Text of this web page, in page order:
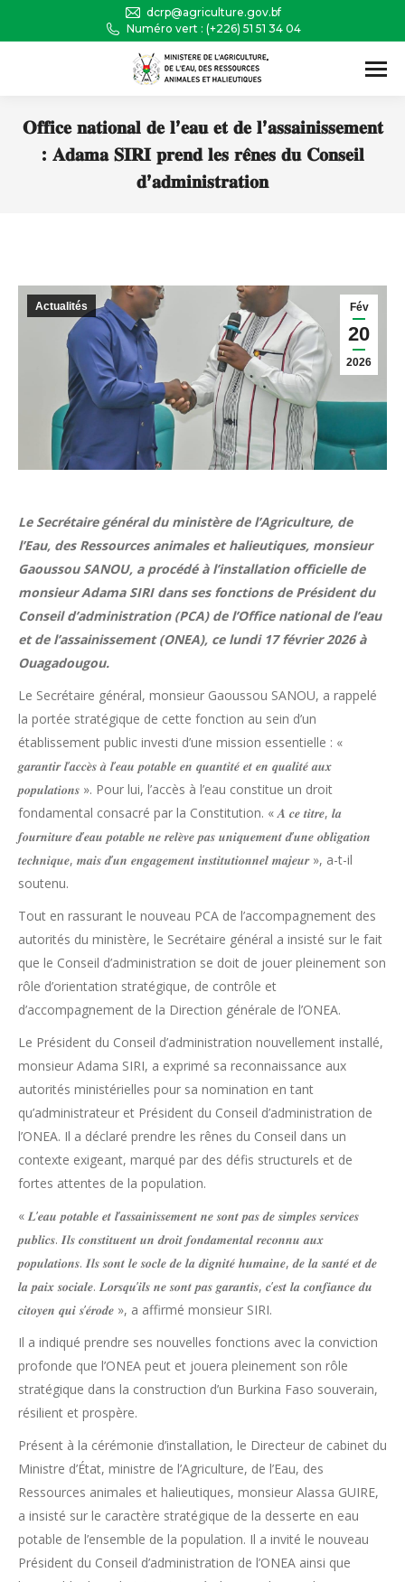
dcrp@agriculture.gov.bf
Numéro vert : (+226) 51 51 34 04
𝐎𝐟𝐟𝐢𝐜𝐞 𝐧𝐚𝐭𝐢𝐨𝐧𝐚𝐥 𝐝𝐞 𝐥’𝐞𝐚𝐮 𝐞𝐭 𝐝𝐞 𝐥’𝐚𝐬𝐬𝐚𝐢𝐧𝐢𝐬𝐬𝐞𝐦𝐞𝐧𝐭
: 𝐀𝐝𝐚𝐦𝐚 𝐒𝐈𝐑𝐈 𝐩𝐫𝐞𝐧𝐝 𝐥𝐞𝐬 𝐫𝐞̂𝐧𝐞𝐬 𝐝𝐮 𝐂𝐨𝐧𝐬𝐞𝐢𝐥
𝐝’𝐚𝐝𝐦𝐢𝐧𝐢𝐬𝐭𝐫𝐚𝐭𝐢𝐨𝐧
Fév
20
2026
Actualités
Le Secrétaire général du ministère de l’Agriculture, de
l’Eau, des Ressources animales et halieutiques, monsieur
Gaoussou SANOU, a procédé à l’installation officielle de
monsieur Adama SIRI dans ses fonctions de Président du
Conseil d’administration (PCA) de l’Office national de l’eau
et de l’assainissement (ONEA), ce lundi 17 février 2026 à
Ouagadougou.
Le Secrétaire général, monsieur Gaoussou SANOU, a rappelé
la portée stratégique de cette fonction au sein d’un
établissement public investi d’une mission essentielle : «
𝒈𝒂𝒓𝒂𝒏𝒕𝒊𝒓 𝒍’𝒂𝒄𝒄𝒆̀𝒔 𝒂̀ 𝒍’𝒆𝒂𝒖 𝒑𝒐𝒕𝒂𝒃𝒍𝒆 𝒆𝒏 𝒒𝒖𝒂𝒏𝒕𝒊𝒕𝒆́ 𝒆𝒕 𝒆𝒏 𝒒𝒖𝒂𝒍𝒊𝒕𝒆́ 𝒂𝒖𝒙
𝒑𝒐𝒑𝒖𝒍𝒂𝒕𝒊𝒐𝒏𝒔 ». Pour lui, l’accès à l’eau constitue un droit
fondamental consacré par la Constitution. « 𝑨̀ 𝒄𝒆 𝒕𝒊𝒕𝒓𝒆, 𝒍𝒂
𝒇𝒐𝒖𝒓𝒏𝒊𝒕𝒖𝒓𝒆 𝒅’𝒆𝒂𝒖 𝒑𝒐𝒕𝒂𝒃𝒍𝒆 𝒏𝒆 𝒓𝒆𝒍𝒆̀𝒗𝒆 𝒑𝒂𝒔 𝒖𝒏𝒊𝒒𝒖𝒆𝒎𝒆𝒏𝒕 𝒅’𝒖𝒏𝒆 𝒐𝒃𝒍𝒊𝒈𝒂𝒕𝒊𝒐𝒏
𝒕𝒆𝒄𝒉𝒏𝒊𝒒𝒖𝒆, 𝒎𝒂𝒊𝒔 𝒅’𝒖𝒏 𝒆𝒏𝒈𝒂𝒈𝒆𝒎𝒆𝒏𝒕 𝒊𝒏𝒔𝒕𝒊𝒕𝒖𝒕𝒊𝒐𝒏𝒏𝒆𝒍 𝒎𝒂𝒋𝒆𝒖𝒓 », a-t-il
soutenu.
Tout en rassurant le nouveau PCA de l’accompagnement des
autorités du ministère, le Secrétaire général a insisté sur le fait
que le Conseil d’administration se doit de jouer pleinement son
rôle d’orientation stratégique, de contrôle et
d’accompagnement de la Direction générale de l’ONEA.
Le Président du Conseil d’administration nouvellement installé,
monsieur Adama SIRI, a exprimé sa reconnaissance aux
autorités ministérielles pour sa nomination en tant
qu’administrateur et Président du Conseil d’administration de
l’ONEA. Il a déclaré prendre les rênes du Conseil dans un
contexte exigeant, marqué par des défis structurels et de
fortes attentes de la population.
« 𝑳’𝒆𝒂𝒖 𝒑𝒐𝒕𝒂𝒃𝒍𝒆 𝒆𝒕 𝒍’𝒂𝒔𝒔𝒂𝒊𝒏𝒊𝒔𝒔𝒆𝒎𝒆𝒏𝒕 𝒏𝒆 𝒔𝒐𝒏𝒕 𝒑𝒂𝒔 𝒅𝒆 𝒔𝒊𝒎𝒑𝒍𝒆𝒔 𝒔𝒆𝒓𝒗𝒊𝒄𝒆𝒔
𝒑𝒖𝒃𝒍𝒊𝒄𝒔. 𝑰𝒍𝒔 𝒄𝒐𝒏𝒔𝒕𝒊𝒕𝒖𝒆𝒏𝒕 𝒖𝒏 𝒅𝒓𝒐𝒊𝒕 𝒇𝒐𝒏𝒅𝒂𝒎𝒆𝒏𝒕𝒂𝒍 𝒓𝒆𝒄𝒐𝒏𝒏𝒖 𝒂𝒖𝒙
𝒑𝒐𝒑𝒖𝒍𝒂𝒕𝒊𝒐𝒏𝒔. 𝑰𝒍𝒔 𝒔𝒐𝒏𝒕 𝒍𝒆 𝒔𝒐𝒄𝒍𝒆 𝒅𝒆 𝒍𝒂 𝒅𝒊𝒈𝒏𝒊𝒕𝒆́ 𝒉𝒖𝒎𝒂𝒊𝒏𝒆, 𝒅𝒆 𝒍𝒂 𝒔𝒂𝒏𝒕𝒆́ 𝒆𝒕 𝒅𝒆
𝒍𝒂 𝒑𝒂𝒊𝒙 𝒔𝒐𝒄𝒊𝒂𝒍𝒆. 𝑳𝒐𝒓𝒔𝒒𝒖’𝒊𝒍𝒔 𝒏𝒆 𝒔𝒐𝒏𝒕 𝒑𝒂𝒔 𝒈𝒂𝒓𝒂𝒏𝒕𝒊𝒔, 𝒄’𝒆𝒔𝒕 𝒍𝒂 𝒄𝒐𝒏𝒇𝒊𝒂𝒏𝒄𝒆 𝒅𝒖
𝒄𝒊𝒕𝒐𝒚𝒆𝒏 𝒒𝒖𝒊 𝒔’𝒆́𝒓𝒐𝒅𝒆 », a affirmé monsieur SIRI.
Il a indiqué prendre ses nouvelles fonctions avec la conviction
profonde que l’ONEA peut et jouera pleinement son rôle
stratégique dans la construction d’un Burkina Faso souverain,
résilient et prospère.
Présent à la cérémonie d’installation, le Directeur de cabinet du
Ministre d’État, ministre de l’Agriculture, de l’Eau, des
Ressources animales et halieutiques, monsieur Alassa GUIRE,
a insisté sur le caractère stratégique de la desserte en eau
potable de l’ensemble de la population. Il a invité le nouveau
Président du Conseil d’administration de l’ONEA ainsi que